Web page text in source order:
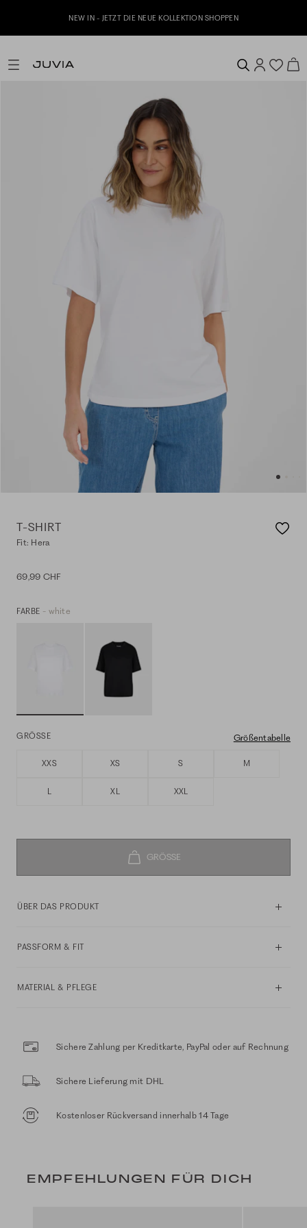
NEW IN - JETZT DIE NEUE KOLLEKTION SHOPPEN
T-SHIRT
Fit: Hera
69,99 CHF
FARBE - white
GRÖSSE Größentabelle
XXS XS S M
L XL XXL
ÜBER DAS PRODUKT
PASSFORM & FIT
MATERIAL & PFLEGE
Sichere Zahlung per Kreditkarte, PayPal oder auf Rechnung
Sichere Lieferung mit DHL
Kostenloser Rückversand innerhalb 14 Tage
EMPFEHLUNGEN FÜR DICH